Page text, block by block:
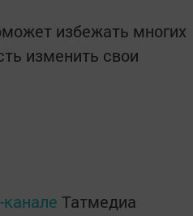
избежать многих
изменить свои
Татмедиа